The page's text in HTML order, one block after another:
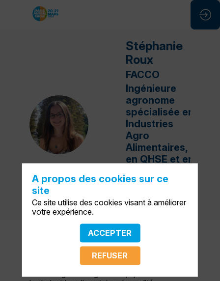
SR
Stéphanie
Roux
FACCO
Ingénieure
agronome
spécialisée en
Industries
Agro
Alimentaires,
en QHSE et en
réglementaires
A propos des cookies sur ce
site
Ce site utilise des cookies visant à améliorer
votre expérience.
ACCEPTER
REFUSER